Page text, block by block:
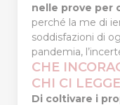
nelle prove per
perché la me di
soddisfazioni di
pandemia,
CHE
CHI CI LEGGE
Di coltivare i